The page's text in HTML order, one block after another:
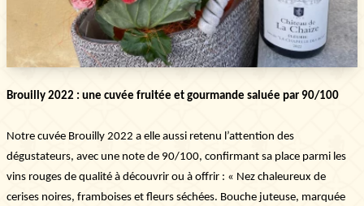
Newsletter
Abonnez-vous !
En saisissant votre adresse e-mail ci-dessous, vous
présente nos dernières collections, nos
Brouilly 2022 : une cuvée fruitée et gourmande saluée par 90/100
Notre cuvée Brouilly 2022 a elle aussi retenu l’attention des
dégustateurs, avec une note de 90/100, confirmant sa place parmi les
vins rouges de qualité à découvrir ou à offrir : « Nez chaleureux de
cerises noires, framboises et fleurs séchées. Bouche juteuse, marquée